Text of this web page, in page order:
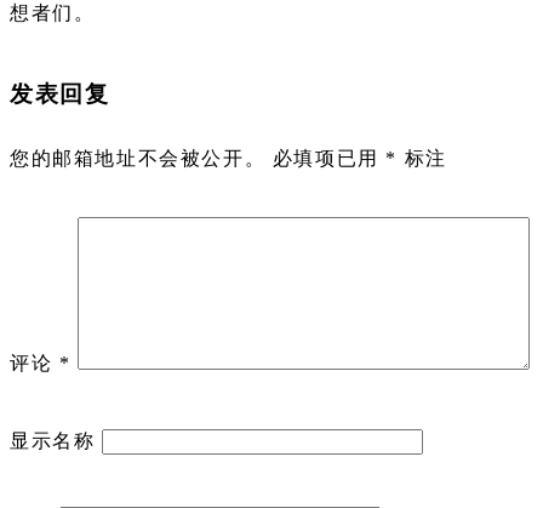
想者们。
发表回复
您的邮箱地址不会被公开。 必填项已用 * 标注
评论 *
显示名称